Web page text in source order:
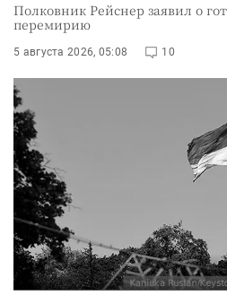
Полковник Рейснер заявил о
перемирию
5 августа 2026, 05:08 10